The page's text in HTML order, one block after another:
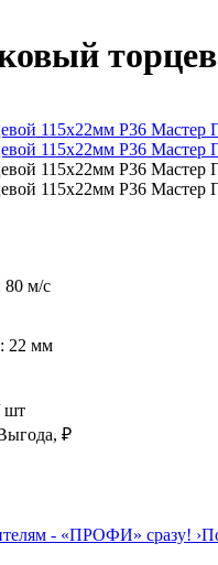
80 м/с
22 мм
шт
₽
- «ПРОФИ» сразу! ›